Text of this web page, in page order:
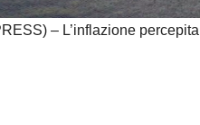
– L’inflazione